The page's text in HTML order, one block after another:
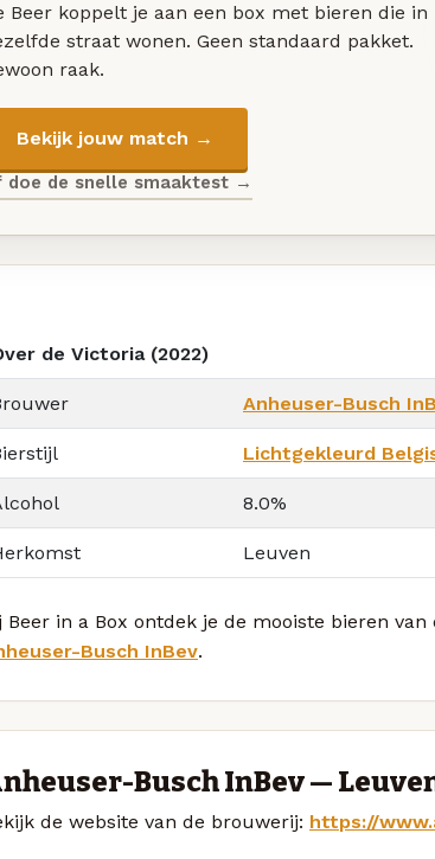
Beer koppelt je aan een box met bieren die in
straat wonen. Geen standaard pakket.
raak.
Bekijk jouw match →
doe de snelle smaaktest →
de Victoria (2022)
Anheuser-Busch
Lichtgekleurd
8.0%
Leuven
Beer in a Box ontdek je de mooiste bieren
Busch InBev.
Busch InBev —
de website van de brouwerij: https://